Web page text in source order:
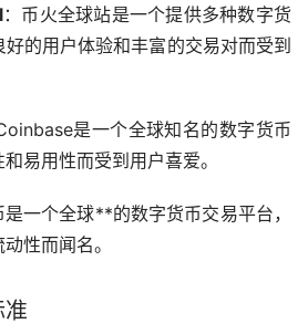
：币火全球站是一个提供多种数字货
的用户体验和丰富的交易对而受到
是一个全球知名的数字货币
易用性而受到用户喜爱。
是一个全球**的数字货币交易平台，
性而闻名。